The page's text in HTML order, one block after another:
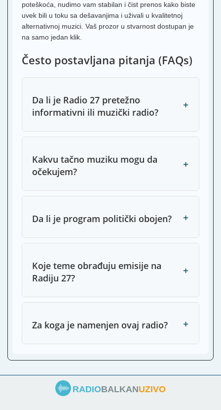
poteškoća, nudimo vam stabilan i čist prenos kako biste
uvek bili u toku sa dešavanjima i uživali u kvalitetnoj
alternativnoj muzici. Vaš prozor u stvarnost dostupan je
na samo jedan klik.
Često postavljana pitanja (FAQs)
Da li je Radio 27 pretežno
informativni ili muzički radio?
+
Kakvu tačno muziku mogu da
očekujem?
+
Da li je program politički obojen? +
Koje teme obrađuju emisije na
Radiju 27?
+
Za koga je namenjen ovaj radio? +
RADIOBALKANUZIVO